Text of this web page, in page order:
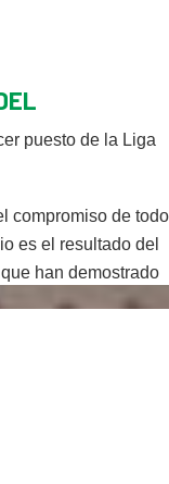
puesto de la Liga
compromiso de todo
es el resultado del
han demostrado